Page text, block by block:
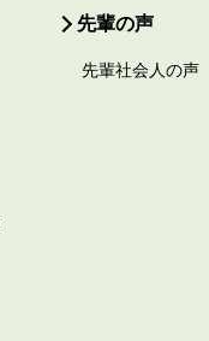
先輩の声
先輩社会人の声